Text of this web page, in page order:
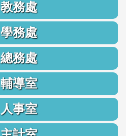
教務處
學務處
總務處
輔導室
人事室